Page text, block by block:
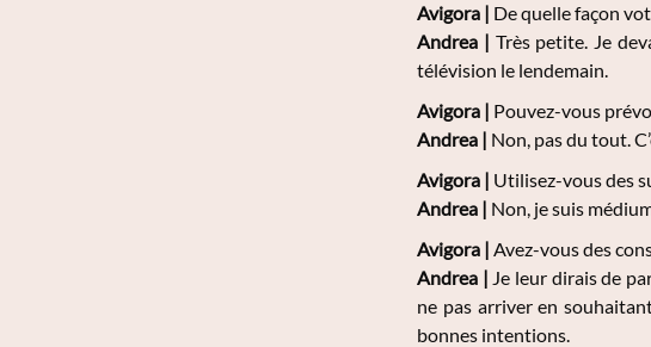
Avigora | De quelle façon
Andrea | Très petite. Je
télévision le lendemain.
Avigora | Pouvez-vous
Andrea | Non, pas du tout.
Avigora | Utilisez-vous des
Andrea | Non, je suis
Avigora | Avez-vous des
Andrea | Je leur dirais de
ne pas arriver en
bonnes intentions.